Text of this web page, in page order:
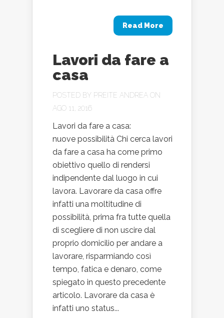
Read More
Lavori da fare a
casa
POSTED BY PREITE ANDREA ON
AGO 11, 2016
Lavori da fare a casa:
nuove possibilità Chi cerca lavori
da fare a casa ha come primo
obiettivo quello di rendersi
indipendente dal luogo in cui
lavora. Lavorare da casa offre
infatti una moltitudine di
possibilità, prima fra tutte quella
di scegliere di non uscire dal
proprio domicilio per andare a
lavorare, risparmiando così
tempo, fatica e denaro, come
spiegato in questo precedente
articolo. Lavorare da casa è
infatti uno status...